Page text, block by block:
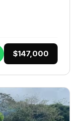
$147,000